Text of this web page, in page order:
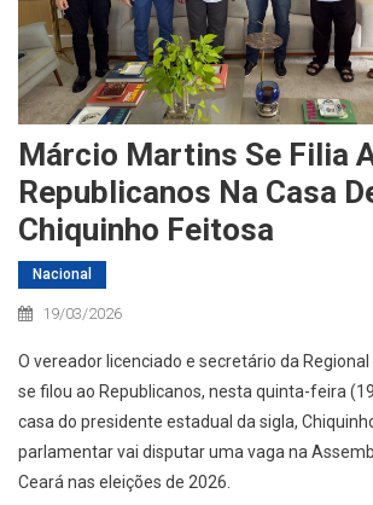
Márcio Martins Se Filia
Republicanos Na Casa
Chiquinho Feitosa
Nacional
19/03/2026
O vereador licenciado e secretário da
se filou ao Republicanos, nesta quinta-feira
casa do presidente estadual da sigla,
parlamentar vai disputar uma vaga na
Ceará nas eleições de 2026.